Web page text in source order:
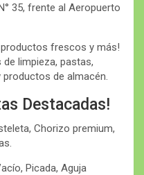
35, frente al Aeropuerto
productos frescos y más!
limpieza, pastas,
de almacén.
Destacadas!
Chorizo premium,
Picada, Aguja